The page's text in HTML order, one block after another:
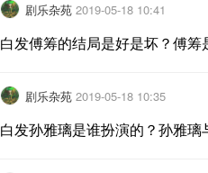
剧乐杂苑 2019-05-18 10:41
白发傅筹的结局是好是坏？傅筹
剧乐杂苑 2019-05-18 10:35
白发孙雅璃是谁扮演的？孙雅璃